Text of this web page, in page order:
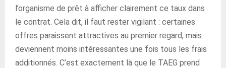
l’organisme de prêt à afficher clairement ce taux dans
le contrat. Cela dit, il faut rester vigilant : certaines
offres paraissent attractives au premier regard, mais
deviennent moins intéressantes une fois tous les frais
additionnés. C’est exactement là que le TAEG prend